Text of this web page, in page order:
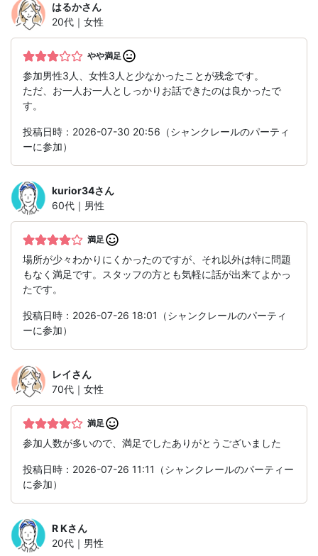
はるかさん
20代｜女性
やや満足
参加男性3人、女性3人と少なかったことが残念です。
ただ、お一人お一人としっかりお話できたのは良かったで
す。
投稿日時：2026-07-30 20:56（シャンクレールのパーティ
ーに参加）
kurior34さん
60代｜男性
満足
場所が少々わかりにくかったのですが、それ以外は特に問題
もなく満足です。スタッフの方とも気軽に話が出来てよかっ
たです。
投稿日時：2026-07-26 18:01（シャンクレールのパーティ
ーに参加）
レイさん
70代｜女性
満足
参加人数が多いので、満足でしたありがとうございました
投稿日時：2026-07-26 11:11（シャンクレールのパーティー
に参加）
R Kさん
20代｜男性